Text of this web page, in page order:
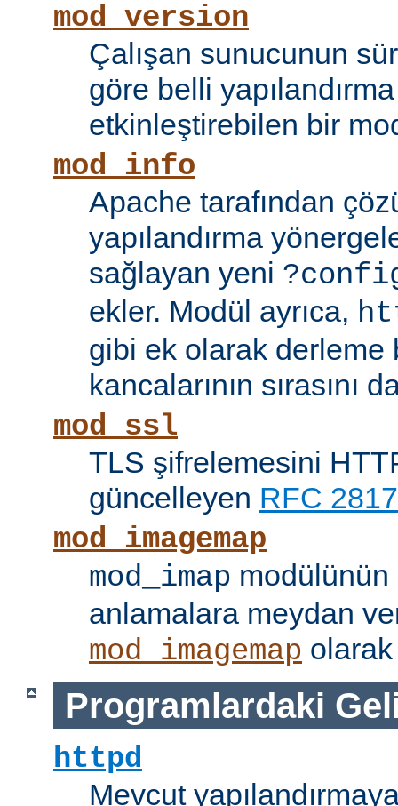
mod_version
Çalışan sunucunun
göre belli yapılandırma
etkinleştirebilen bir
mod_info
Apache tarafından
yapılandırma
sağlayan yeni
ekler. Modül ayrıca,
gibi ek olarak derleme
kancalarının sırasını
mod_ssl
TLS şifrelemesini
güncelleyen RFC 2817
mod_imagemap
mod_imap modülünün
anlamalara meydan
mod_imagemap
Programlardaki
httpd
Mevcut